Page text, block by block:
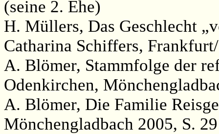
(seine 2. Ehe)
H. Müllers, Das Geschlecht
Catharina Schiffers,
A. Blömer, Stammfolge der
Odenkirchen,
A. Blömer, Die Familie
Mönchengladbach 2005, S. 29